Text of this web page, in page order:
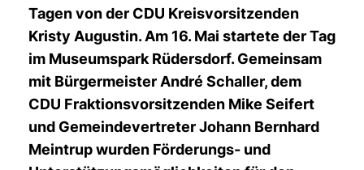
Tagen von der CDU Kreisvorsitzenden
Kristy Augustin. Am 16. Mai startete der Tag
im Museumspark Rüdersdorf. Gemeinsam
mit Bürgermeister André Schaller, dem
CDU Fraktionsvorsitzenden Mike Seifert
und Gemeindevertreter Johann Bernhard
Meintrup wurden Förderungs- und